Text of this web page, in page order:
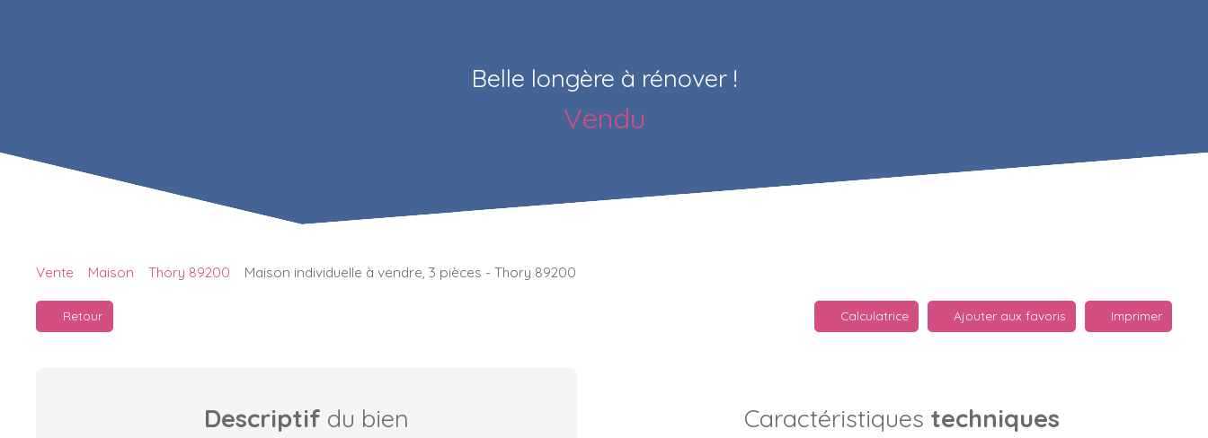
Belle longère à rénover !
Vendu
Vente Maison Thory 89200 Maison individuelle à vendre, 3 pièces - Thory 89200
Retour Calculatrice Ajouter aux favoris Imprimer
Descriptif du bien Caractéristiques techniques